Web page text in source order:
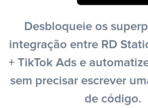
Desbloqueie os
integração entre RD
+ TikTok Ads e
sem precisar escrever
de código.